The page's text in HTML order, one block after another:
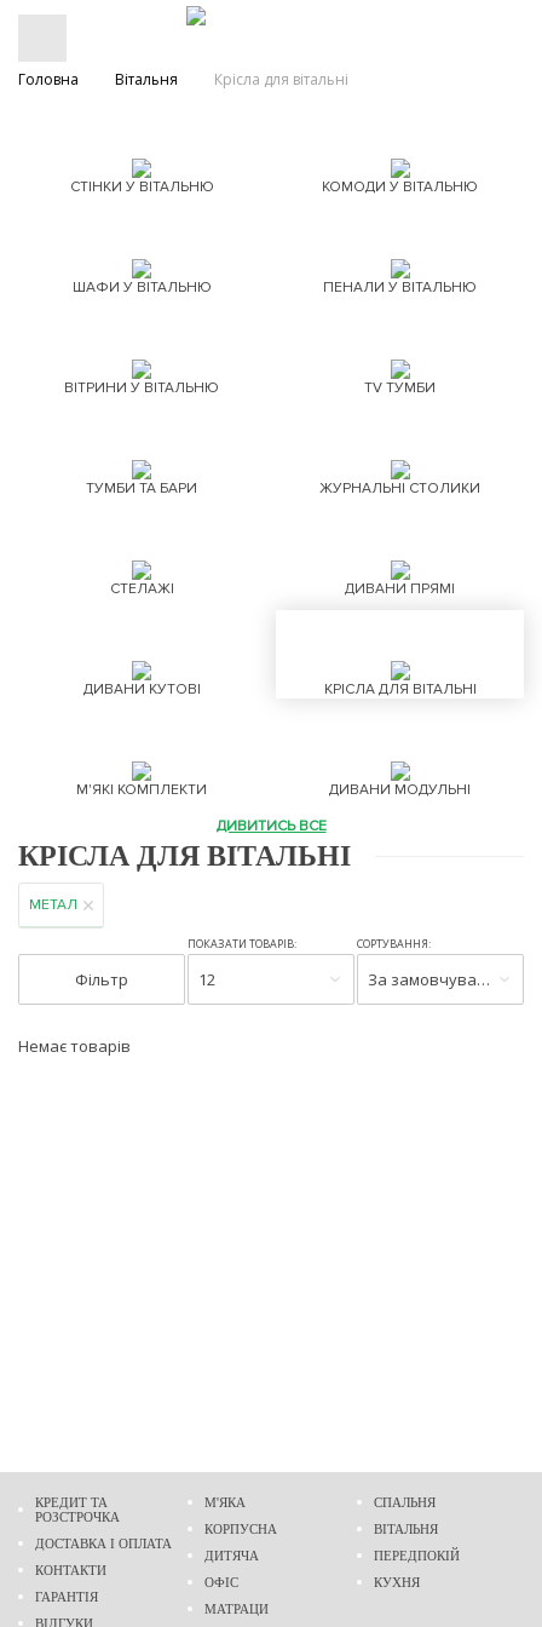
Головна Вітальня Крісла для вітальні
СТІНКИ У ВІТАЛЬНЮ КОМОДИ У ВІТАЛЬНЮ
ШАФИ У ВІТАЛЬНЮ ПЕНАЛИ У ВІТАЛЬНЮ
ВІТРИНИ У ВІТАЛЬНЮ TV ТУМБИ
ТУМБИ ТА БАРИ ЖУРНАЛЬНІ СТОЛИКИ
СТЕЛАЖІ ДИВАНИ ПРЯМІ
ДИВАНИ КУТОВІ КРІСЛА ДЛЯ ВІТАЛЬНІ
М'ЯКІ КОМПЛЕКТИ
ДИВАНИ МОДУЛЬНІ
ДИВИТИСЬ ВСЕ
КРІСЛА ДЛЯ ВІТАЛЬНІ
МЕТАЛ
Фільтр
ПОКАЗАТИ ТОВАРІВ:
12
СОРТУВАННЯ:
За замовчуванням
Немає товарів
КРЕДИТ ТА
РОЗСТРОЧКА
ДОСТАВКА І ОПЛАТА
КОНТАКТИ
ГАРАНТІЯ
ВІДГУКИ
М'ЯКА
КОРПУСНА
ДИТЯЧА
ОФІС
МАТРАЦИ
СПАЛЬНЯ
ВІТАЛЬНЯ
ПЕРЕДПОКІЙ
КУХНЯ